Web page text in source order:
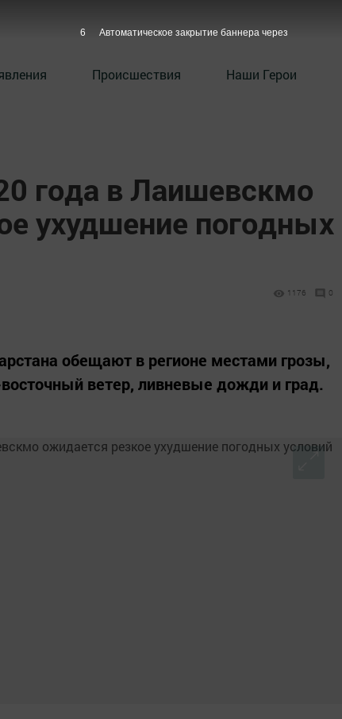
Происшествия Наши Герои
года в Лаишевскмо
ухудшение погодных
1176 0
обещают в регионе местами грозы,
ветер, ливневые дожди и град.
5 Автоматическое закрытие баннера через